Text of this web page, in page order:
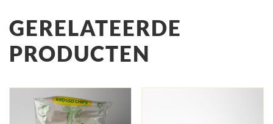
GERELATEERDE
PRODUCTEN